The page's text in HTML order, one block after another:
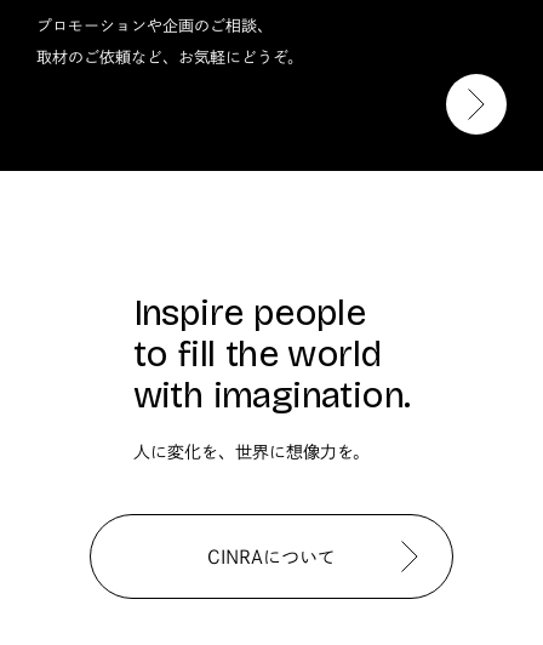
プロモーションや企画のご相談、
取材のご依頼など、お気軽にどうぞ。
Inspire people
to fill the world
with imagination.
人に変化を、世界に想像力を。
CINRAについて